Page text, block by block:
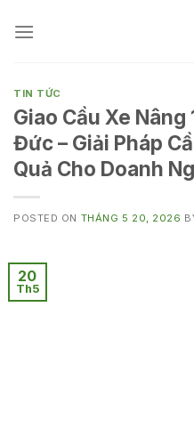
TIN TỨC
Giao Cầu Xe Nâng
Đức – Giải Pháp
Quả Cho Doanh
POSTED ON THÁNG 5 20, 2026
20
Th5